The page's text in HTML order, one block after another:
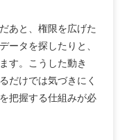
あと、権限を広げた
ータを探したりと、
す。こうした動き
だけでは気づきにく
把握する仕組みが必